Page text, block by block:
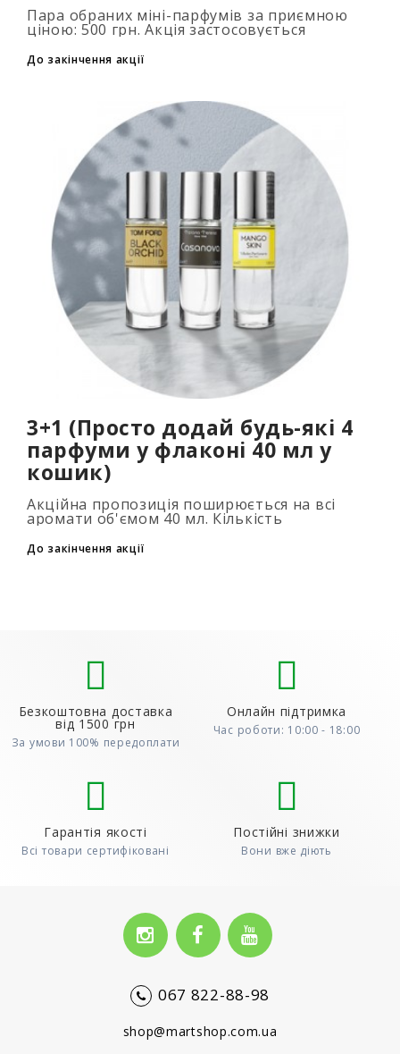
Пара обраних міні-парфумів за приємною
ціною: 500 грн. Акція застосовується
флаконів у кошик. Кількість товарів
обмежена..
До закінчення акції
3+1 (Просто додай будь-які 4
парфуми у флаконі 40 мл у
кошик)
Акційна пропозиція поширюється на всі
аромати об'ємом 40 мл. Кількість
подарункових парфумів не обмежена (3+1,
6+2, 9+3) Для того, щоб скористатися акцією,
до..
До закінчення акції
Безкоштовна доставка
від 1500 грн
За умови 100% передоплати
Онлайн підтримка
Час роботи: 10:00 - 18:00
Гарантія якості
Всі товари сертифіковані
Постійні знижки
Вони вже діють
067 822-88-98
shop@martshop.com.ua